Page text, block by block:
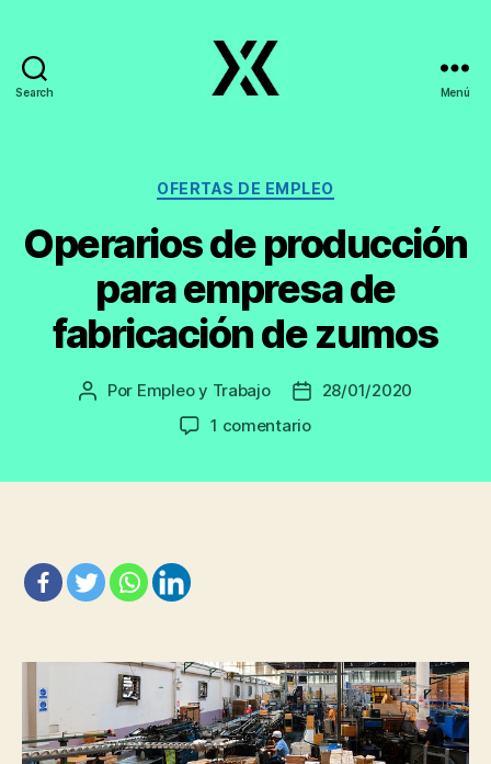
Search Menú
Categorías
OFERTAS DE EMPLEO
Operarios de producción
para empresa de
fabricación de zumos
Autor
Por Empleo y Trabajo
Fecha28/01/2020
1 comentarioen